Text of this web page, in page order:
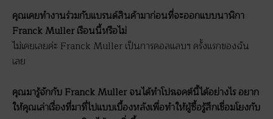
คุณเคยทำงานร่วมกับแบรนด์สินค้ามาก่อนที่จะออกแบบนาฬิกา
Franck Muller เรือนนี้หรือไม่
ไม่เคยเลยค่ะ Franck Muller เป็นการคอลแลบฯ ครั้งแรกของฉัน
เลย
คุณมารู้จักกับ Franck Muller จนได้ทำโปรเจคต์นี้ได้อย่างไร อยาก
ให้คุณเล่าเรื่องที่มาที่ไปแบบเบื้องหลังเพื่อทำให้ผู้ซื้อรู้สึกเชื่อมโยงกับ